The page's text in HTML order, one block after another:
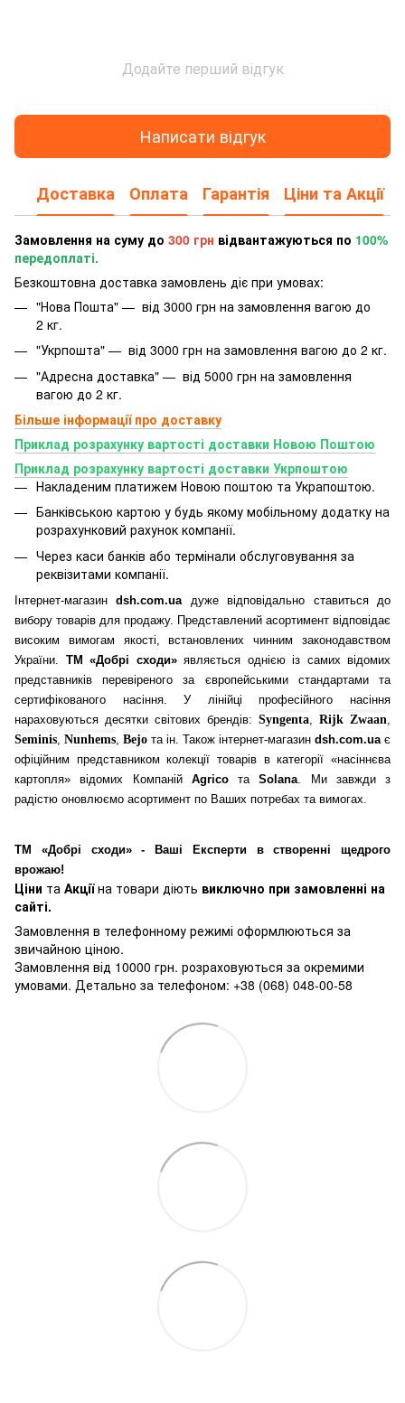
Додайте перший відгук
Написати відгук
Доставка Оплата Гарантія Ціни та Акції
Замовлення на суму до 300 грн відвантажуються по 100%
передоплаті.
Безкоштовна доставка замовлень діє при умовах:
"Нова Пошта" — від 3000 грн на замовлення вагою до
2 кг.
"Укрпошта" — від 3000 грн на замовлення вагою до 2 кг.
"Адресна доставка" — від 5000 грн на замовлення
вагою до 2 кг.
Більше інформації про доставку
Приклад розрахунку вартості доставки Новою Поштою
Приклад розрахунку вартості доставки Укрпоштою
Накладеним платижем Новою поштою та Украпоштою.
Банківською картою у будь якому мобільному додатку на
розрахунковий рахунок компанії.
Через каси банків або термінали обслуговування за
реквізитами компанії.
Інтернет-магазинdsh.com.uaдуже відповідально ставиться до
вибору товарів для продажу. Представлений асортимент відповідає
високим вимогам якості, встановлених чинним законодавством
України. ТМ «Добрі сходи»являється однією із самих відомих
представників перевіреного за європейськими стандартами та
сертифікованого насіння. У лінійці професійного насіння
нараховуються десятки світових брендів: Syngenta, Rijk Zwaan,
Seminis, Nunhems, Bejo та ін. Також інтернет-магазин dsh.com.uaє
офіційним представником колекції товарів в категорії «насіннєва
картопля» відомих Компаній AgricoтаSolana. Ми завжди з
радістю оновлюємо асортимент по Ваших потребах та вимогах.
ТМ «Добрі сходи» - Ваші Експерти в створенні щедрого
врожаю!
Ціни та Акціїна товари діють виключно при замовленні на
сайті.
Замовлення в телефонному режимі оформлюються за
звичайною ціною.
Замовлення від 10000 грн. розраховуються за окремими
умовами. Детально за телефоном: +38 (068) 048-00-58